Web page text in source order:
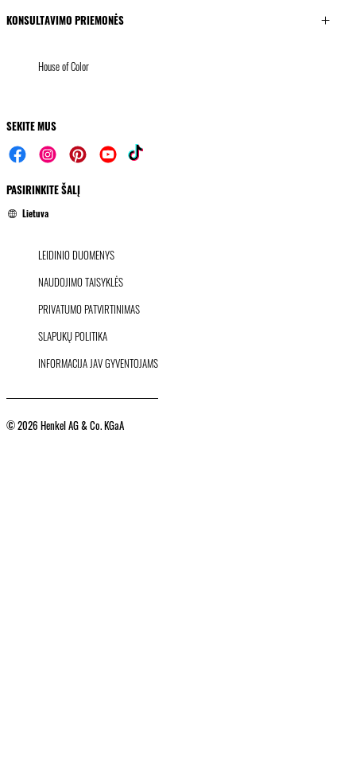
KONSULTAVIMO PRIEMONĖS
House of Color
SEKITE MUS
PASIRINKITE ŠALĮ
Lietuva
LEIDINIO DUOMENYS
NAUDOJIMO TAISYKLĖS
PRIVATUMO PATVIRTINIMAS
SLAPUKŲ POLITIKA
INFORMACIJA JAV GYVENTOJAMS
© 2026 Henkel AG & Co. KGaA